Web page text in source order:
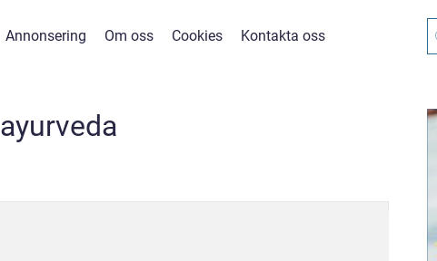
Annonsering Om oss Cookies Kontakta oss
ayurveda